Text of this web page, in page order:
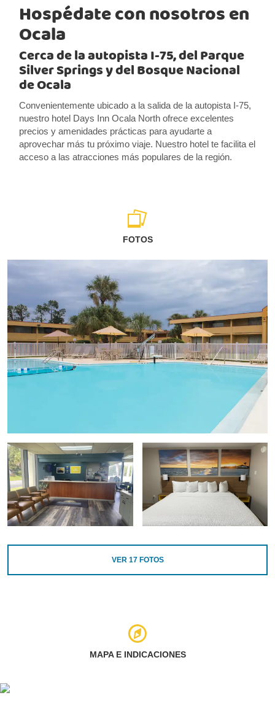
Hospédate con nosotros en
Ocala
Cerca de la autopista I-75, del Parque
Silver Springs y del Bosque Nacional
de Ocala
Convenientemente ubicado a la salida de la autopista I-75,
nuestro hotel Days Inn Ocala North ofrece excelentes
precios y amenidades prácticas para ayudarte a
aprovechar más tu próximo viaje. Nuestro hotel te facilita el
acceso a las atracciones más populares de la región.
FOTOS
VER 17FOTOS
MAPA E INDICACIONES